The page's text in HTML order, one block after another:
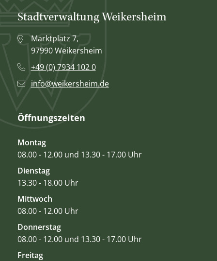
Stadtverwaltung Weikersheim
Marktplatz 7,
97990 Weikersheim
+49 (0) 7934 102 0
info@weikersheim.de
Öffnungszeiten
Montag
08.00 - 12.00 und 13.30 - 17.00 Uhr
Dienstag
13.30 - 18.00 Uhr
Mittwoch
08.00 - 12.00 Uhr
Donnerstag
08.00 - 12.00 und 13.30 - 17.00 Uhr
Freitag